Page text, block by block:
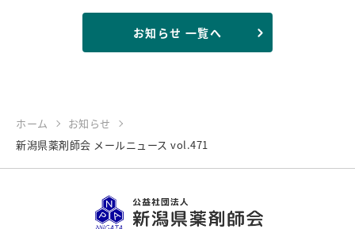
お知らせ 一覧へ
ホーム
お知らせ
新潟県薬剤師会 メールニュース vol.471